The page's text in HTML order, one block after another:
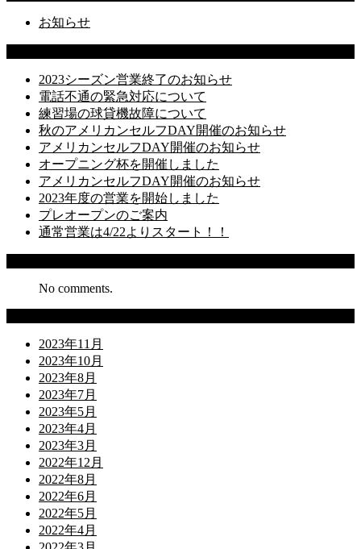
お知らせ
2023シーズン営業終了のお知らせ
電話不通の緊急対応について
練習場の球貸機故障について
秋のアメリカンセルフDAY開催のお知らせ
アメリカンセルフDAY開催のお知らせ
オープニング杯を開催しました
アメリカンセルフDAY開催のお知らせ
2023年度の営業を開始しました
プレオープンのご案内
通常営業は4/22よりスタート！！
No comments.
2023年11月
2023年10月
2023年8月
2023年7月
2023年5月
2023年4月
2023年3月
2022年12月
2022年8月
2022年6月
2022年5月
2022年4月